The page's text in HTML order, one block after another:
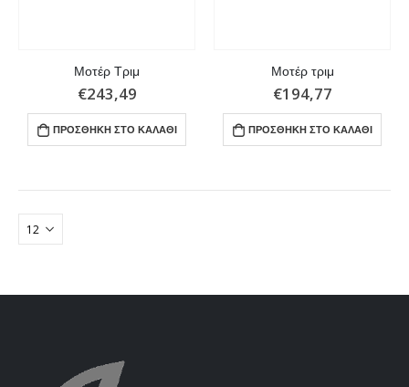
Μοτέρ Τριμ
€243,49
ΠΡΟΣΘΉΚΗ ΣΤΟ ΚΑΛΆΘΙ
Μοτέρ τριμ
€194,77
ΠΡΟΣΘΉΚΗ ΣΤΟ ΚΑΛΆΘΙ